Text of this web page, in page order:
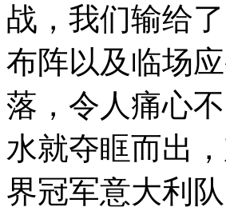
战，我们输给
布阵以及临场
落，令人痛心
水就夺眶而出
界冠军意大利